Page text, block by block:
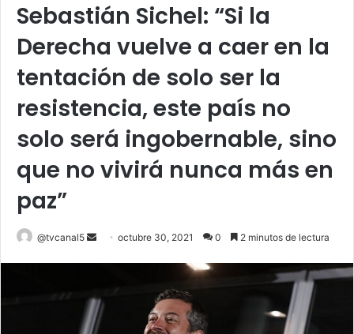
Sebastián Sichel: “Si la
Derecha vuelve a caer en la
tentación de solo ser la
resistencia, este país no
solo será ingobernable, sino
que no vivirá nunca más en
paz”
@tvcanal5
Sendoctubre 30, 2021 0 2 minutos de lectura